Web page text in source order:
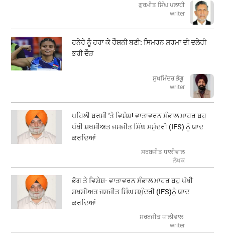
ਗੁਰਮੀਤ ਸਿੰਘ ਪਲਾਹੀ
writer
ਹਨੇਰੇ ਨੂੰ ਹਰਾ ਕੇ ਰੌਸ਼ਨੀ ਬਣੀ: ਸਿਮਰਨ ਸ਼ਰਮਾ ਦੀ ਦਲੇਰੀ
ਭਰੀ ਦੌੜ
ਸੁਖਮਿੰਦਰ ਭੰਗੂ
writer
ਪਹਿਲੀ ਬਰਸੀ 'ਤੇ ਵਿਸ਼ੇਸ਼! ਵਾਤਾਵਰਨ ਸੰਭਾਲ ਮਾਹਰ ਬਹੁ
ਪੱਖੀ ਸ਼ਖਸੀਅਤ ਜਸਜੀਤ ਸਿੰਘ ਸਮੁੰਦਰੀ (IFS) ਨੂੰ ਯਾਦ
ਕਰਦਿਆਂ
ਸਰਬਜੀਤ ਧਾਲੀਵਾਲ
ਲੇਖਕ
ਭੋਗ ਤੇ ਵਿਸ਼ੇਸ਼- ਵਾਤਾਵਰਨ ਸੰਭਾਲ ਮਾਹਰ ਬਹੁ ਪੱਖੀ
ਸ਼ਖਸੀਅਤ ਜਸਜੀਤ ਸਿੰਘ ਸਮੁੰਦਰੀ (IFS)ਨੂੰ ਯਾਦ
ਕਰਦਿਆਂ
ਸਰਬਜੀਤ ਧਾਲੀਵਾਲ
writer